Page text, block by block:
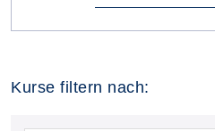
Kurse filtern nach: